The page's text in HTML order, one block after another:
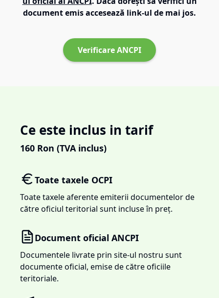
document emis accesează link-ul de mai jos.
Verificare ANCPI
Ce este inclus in tarif
160 Ron (TVA inclus)
Toate taxele OCPI
Toate taxele aferente emiterii documentelor de
către oficiul teritorial sunt incluse în preț.
Document oficial ANCPI
Documentele livrate prin site-ul nostru sunt
documente oficial, emise de către oficiile
teritoriale.